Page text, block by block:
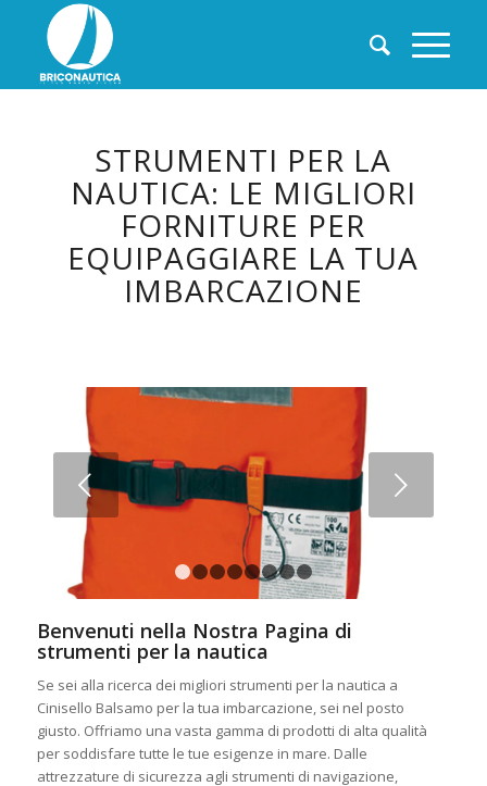
STRUMENTI PER LA
NAUTICA: LE MIGLIORI
FORNITURE PER
EQUIPAGGIARE LA TUA
IMBARCAZIONE
Succ
1 2 3 4 5
Benvenuti nella Nostra Pagina di
strumenti per la nautica
Se sei alla ricerca dei migliori strumenti per la nautica a
Cinisello Balsamo per la tua imbarcazione, sei nel posto
giusto. Offriamo una vasta gamma di prodotti di alta qualità
per soddisfare tutte le tue esigenze in mare. Dalle
attrezzature di sicurezza agli strumenti di navigazione,